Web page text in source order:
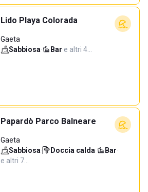
Lido Playa Colorada
Gaeta
Sabbiosa· Bar·e altri 4…
Papardò Parco Balneare
Gaeta
Sabbiosa· Doccia calda· Bar·
e altri 7…